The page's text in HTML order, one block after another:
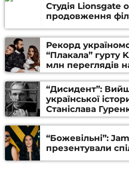
Студія Lionsgate
продовження
Рекорд
“Плакала” гурту
млн переглядів
“Дисидент”:
української
Станіслава
Алфьорова
“Божевільні”:
презентували